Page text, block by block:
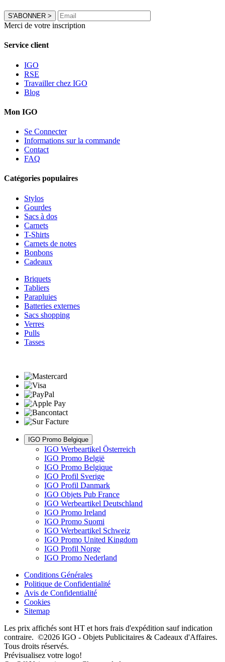
S'ABONNER >
Merci de votre inscription
Service client
IGO
RSE
Travailler chez IGO
Blog
Mon IGO
Se Connecter
Informations sur la commande
Contact
FAQ
Catégories populaires
Stylos
Gourdes
Sacs à dos
Carnets
T-Shirts
Carnets de notes
Bonbons
Cadeaux
Briquets
Tabliers
Parapluies
Batteries externes
Sacs shopping
Verres
Pulls
Tasses
IGO Promo Belgique
IGO Werbeartikel Österreich
IGO Promo België
IGO Promo Belgique
IGO Profil Sverige
IGO Profil Danmark
IGO Objets Pub France
IGO Werbeartikel Deutschland
IGO Promo Ireland
IGO Promo Suomi
IGO Werbeartikel Schweiz
IGO Promo United Kingdom
IGO Profil Norge
IGO Promo Nederland
Conditions Générales
Politique de Confidentialité
Avis de Confidentialité
Cookies
Sitemap
Les prix affichés sont HT et hors frais d'expédition sauf indication
contraire. ©2026 IGO - Objets Publicitaires & Cadeaux d'Affaires.
Tous droits réservés.
Prévisualisez votre logo!